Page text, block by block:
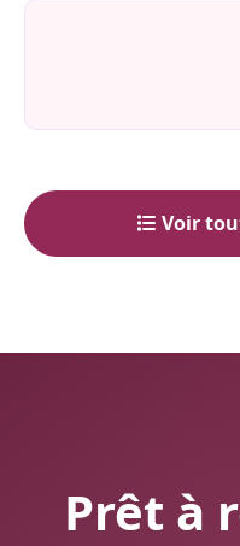
Voir
Prêt à